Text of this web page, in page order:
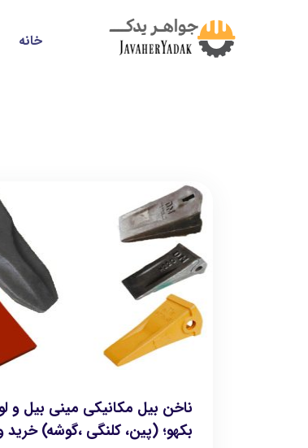
خانه
ناخن بیل مکانیکی مینی بیل و
بکهو؛ (پین، کلنگی ،گوشه)